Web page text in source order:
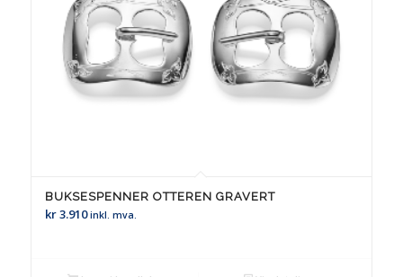
BUKSESPENNER OTTEREN GRAVERT
kr3.910 inkl. mva.